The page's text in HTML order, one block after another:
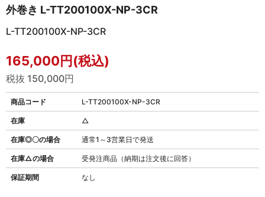
外巻き L-TT200100X-NP-3CR
L-TT200100X-NP-3CR
165,000円(税込)
税抜 150,000円
商品コード L-TT200100X-NP-3CR
在庫◎〇の場合 通常1～3営業日で発送
在庫△の場合 受発注商品（納期は注文後に回答）
保証期間 なし
在庫 △